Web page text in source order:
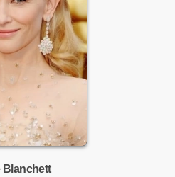
Blanchett